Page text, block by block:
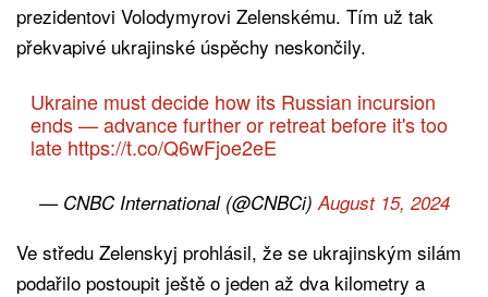
prezidentovi Volodymyrovi Zelenskému. Tím už tak
překvapivé ukrajinské úspěchy neskončily.
Ukraine must decide how its Russian incursion
ends — advance further or retreat before it's too
late https://t.co/Q6wFjoe2eE
— CNBC International (@CNBCi) August 15, 2024
Ve středu Zelenskyj prohlásil, že se ukrajinským silám
podařilo postoupit ještě o jeden až dva kilometry a